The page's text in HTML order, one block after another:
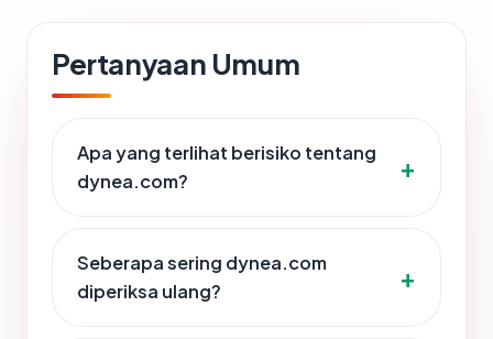
Pertanyaan Umum
Apa yang terlihat berisiko tentang
dynea.com?
Seberapa sering dynea.com
diperiksa ulang?